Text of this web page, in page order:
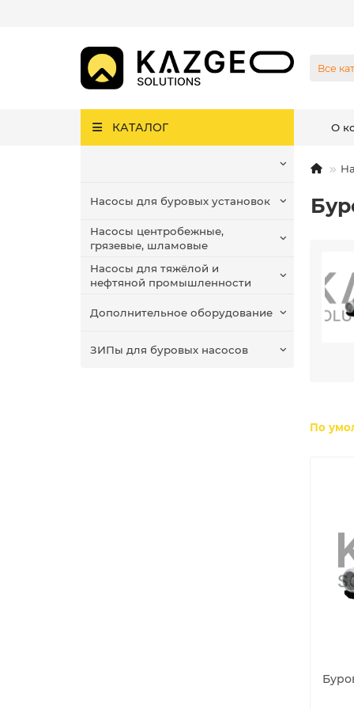
Все
КАТАЛОГ
Насосы для буровых установок
Насосы центробежные,
грязевые, шламовые
Насосы для тяжёлой и
нефтяной промышленности
Дополнительное оборудование
ЗИПы для буровых насосов
О
По